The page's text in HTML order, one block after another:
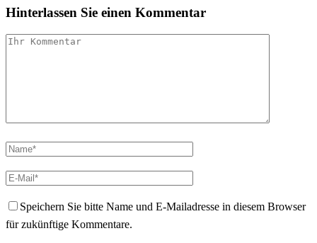
Hinterlassen Sie einen Kommentar
Speichern Sie bitte Name und E-Mailadresse in diesem Browser
für zukünftige Kommentare.